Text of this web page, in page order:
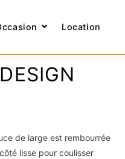
Location
de large est rembourrée
lisse pour coulisser